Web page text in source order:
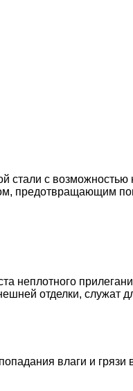
стали с возможностью
предотвращающим
неплотного
отделки, служат
влаги и грязи